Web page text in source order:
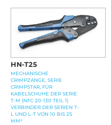
HN-T25
MECHANISCHE
CRIMPZANGE, SERIE
CRIMPSTAR, FÜR
KABELSCHUHE DER SERIE
T-M (NFC 20-130 TEIL 1)
VERBINDER DER SERIEN T-
L UND L-T VON 10 BIS 25
MM²